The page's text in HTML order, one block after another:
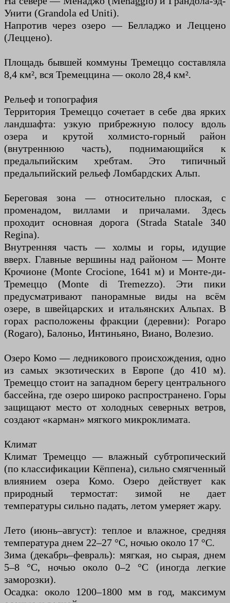
Унити (Grandola ed Uniti).
Напротив через озеро — Белладжо и Леццено
(Леццено).
Площадь бывшей коммуны Тремеццо составляла
8,4 км², вся Тремеццина — около 28,4 км².
Рельеф и топография
Территория Тремеццо сочетает в себе два ярких
ландшафта: узкую прибрежную полосу вдоль
озера и крутой холмисто-горный район
(внутреннюю часть), поднимающийся к
предальпийским хребтам. Это типичный
предальпийский рельеф Ломбардских Альп.
Береговая зона — относительно плоская, с
променадом, виллами и причалами. Здесь
проходит основная дорога (Strada Statale 340
Regina).
Внутренняя часть — холмы и горы, идущие
вверх. Главные вершины над районом — Монте
Крочионе (Monte Crocione, 1641 м) и Монте-ди-
Тремеццо (Monte di Tremezzo). Эти пики
предусматривают панорамные виды на всём
озере, в швейцарских и итальянских Альпах. В
горах расположены фракции (деревни): Рогаро
(Rogaro), Балоньо, Интиньяно, Виано, Волезио.
Озеро Комо — ледникового происхождения, одно
из самых экзотических в Европе (до 410 м).
Тремеццо стоит на западном берегу центрального
бассейна, где озеро широко распространено. Горы
защищают место от холодных северных ветров,
создают «карман» мягкого микроклимата.
Климат
Климат Тремеццо — влажный субтропический
(по классификации Кёппена), сильно смягченный
влиянием озера Комо. Озеро действует как
природный термостат: зимой не дает
температуры сильно падать, летом умеряет жару.
Лето (июнь–август): теплое и влажное, средняя
температура днем ​​22–27 °C, ночью около 17 °C.
Зима (декабрь–февраль): мягкая, но сырая, днем ​​
5–8 °C, ночью около 0–2 °C (иногда легкие
заморозки).
Осадка: около 1200–1800 мм в год, максимум